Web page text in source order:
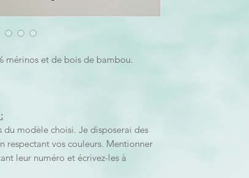
mérinos et de bois de bambou.
modèle choisi. Je disposerai des
respectant vos couleurs. Mentionner
leur numéro et écrivez-les à